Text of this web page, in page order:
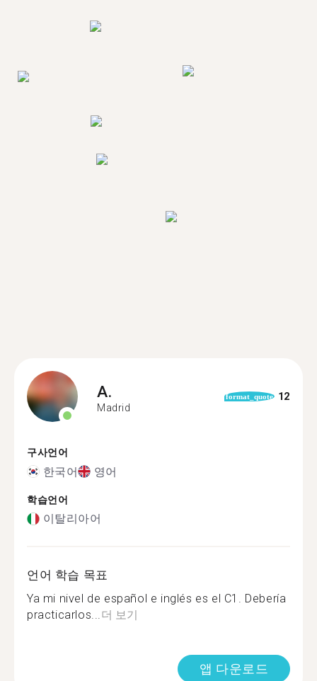
A.
Madrid
format_quote 12
구사언어
한국어 영어
학습언어
이탈리아어
언어 학습 목표
Ya mi nivel de español e inglés es el C1. Debería
practicarlos...더 보기
앱 다운로드